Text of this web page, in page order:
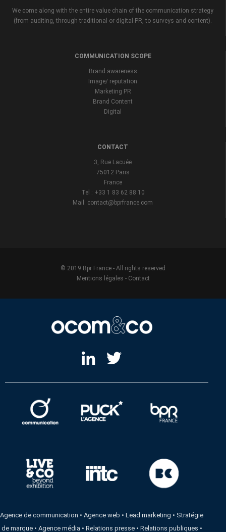
We come along with the entire value chain of the communication strategy
(from auditing, through traditional or digital PR, to surveys and content).
COMMUNICATION SCOPE
Brand awareness
Image/ reputation
Marketing PR
Brand Content
Digital
CONTACT
3, Rue Lacuée
75012 Paris
France
Tel : +33 1 83 62 88 10
Mail: contact@bprfrance.com
© 2019 Bpr France - All rights reserved
Mentions légales - Contact
Agence de communication •Agence web •Lead marketing • Stratégie
de marque• Agence média • Relations presse• Relations publiques •